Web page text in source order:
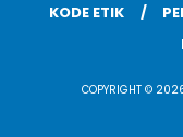
KODE ETIK
COPYRIGHT ©